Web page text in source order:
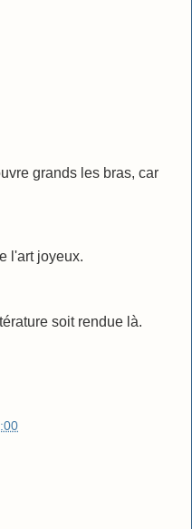
grands les bras, car
l'art joyeux.
soit rendue là.